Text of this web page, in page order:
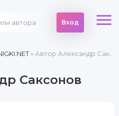
Вход
» Автор Александр Саксонов
Саксонов